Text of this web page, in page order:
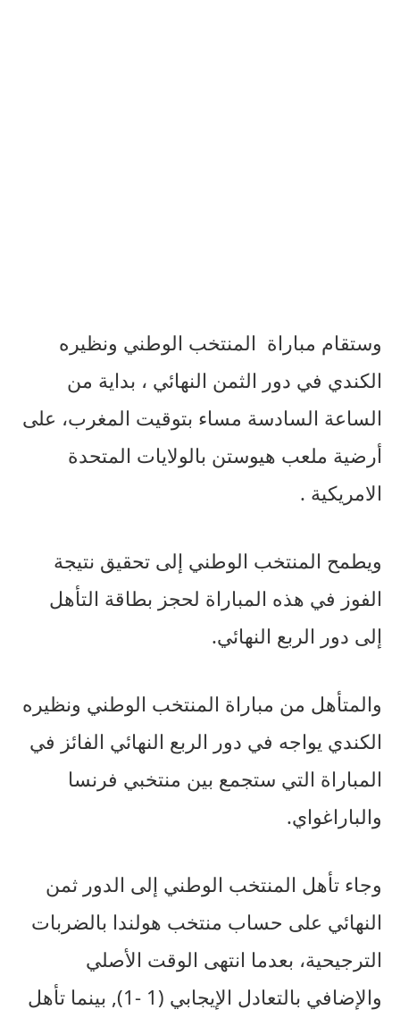
وستقام مباراة المنتخب الوطني ونظيره
الكندي في دور الثمن النهائي ، بداية من
الساعة السادسة مساء بتوقيت المغرب، على
أرضية ملعب هيوستن بالولايات المتحدة
الامريكية .
ويطمح المنتخب الوطني إلى تحقيق نتيجة
الفوز في هذه المباراة لحجز بطاقة التأهل
إلى دور الربع النهائي.
والمتأهل من مباراة المنتخب الوطني ونظيره
الكندي يواجه في دور الربع النهائي الفائز في
المباراة التي ستجمع بين منتخبي فرنسا
والباراغواي.
وجاء تأهل المنتخب الوطني إلى الدور ثمن
النهائي على حساب منتخب هولندا بالضربات
الترجيحية، بعدما انتهى الوقت الأصلي
والإضافي بالتعادل الإيجابي (1 -1), بينما تأهل